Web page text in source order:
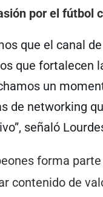
por el fútbol
que el canal
que fortalecen
un
de networking
señaló
forma
contenido de